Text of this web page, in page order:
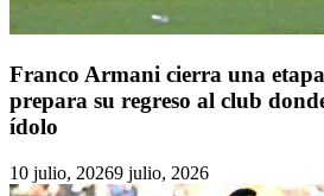
Franco Armani cierra una
prepara su regreso al club
ídolo
10 julio, 20269 julio, 2026